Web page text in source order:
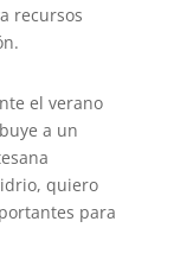
recursos
el verano
a un
quiero
para